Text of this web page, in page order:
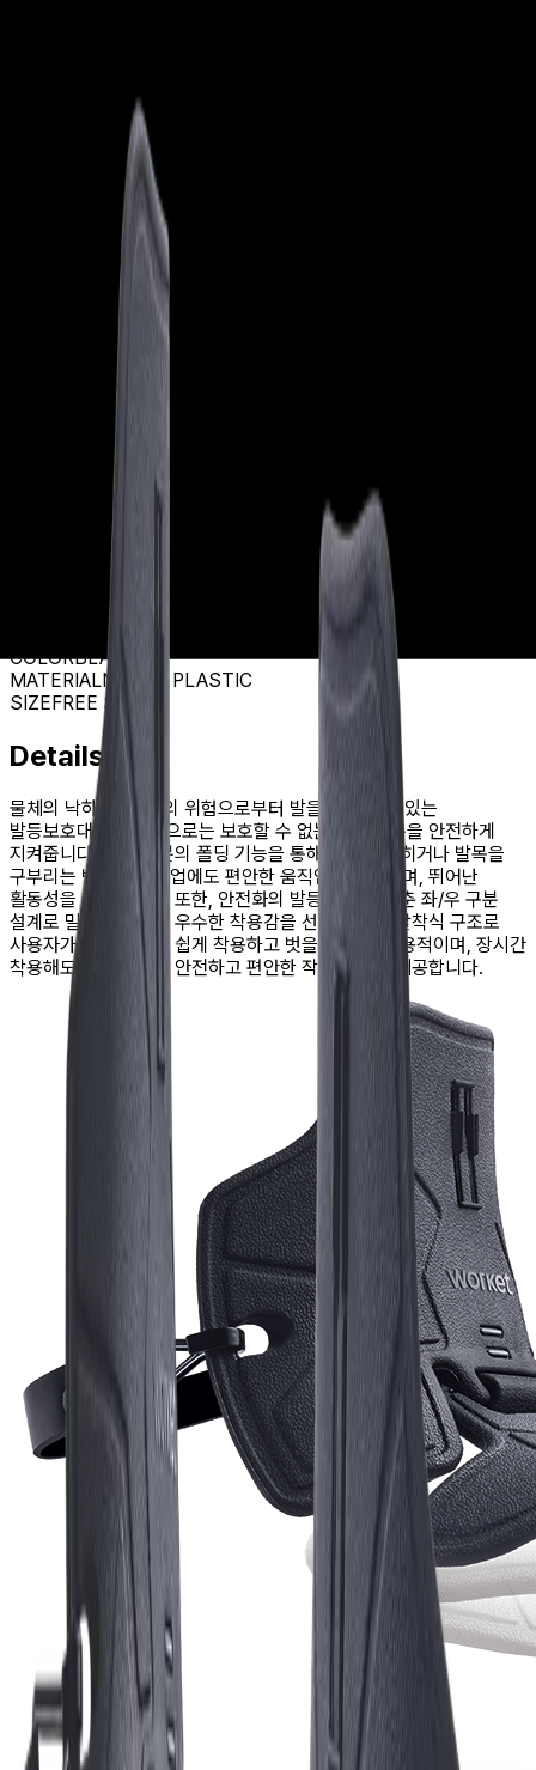
일반용품 / 일반용품
제품목록
WK-MG001
물체의 낙하와 충격으로부터 발을 안전하게 보호하고
편안한 착용감과 뛰어난 활동성을 제공하는 발등보호대
COLORBLACK
MATERIALNYLON PLASTIC
SIZEFREE SIZE
Details
물체의 낙하, 충격 등의 위험으로부터 발을 보호할 수 있는
발등보호대로서 선심으로는 보호할 수 없는 발등 부분을 안전하게
지켜줍니다. 발등 부분의 폴딩 기능을 통해 무릎을 굽히거나 발목을
구부리는 반복적인 작업에도 편안한 움직임을 지원하며, 뛰어난
활동성을 제공합니다. 또한, 안전화의 발등 굴곡에 맞춘 좌/우 구분
설계로 밀착성을 높여 우수한 착용감을 선사합니다. 탈착식 구조로
사용자가 필요에 따라 쉽게 착용하고 벗을 수 있어 실용적이며, 장시간
착용해도 불편함 없이 안전하고 편안한 작업 환경을 제공합니다.